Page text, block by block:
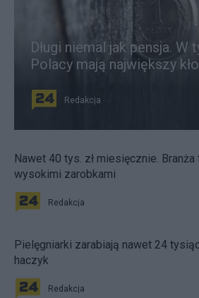
Długi niemal jak pensja. W
Polacy mają największy
Redakcja
Nawet 40 tys. zł miesięcznie.
wysokimi zarobkami
Redakcja
Pielęgniarki zarabiają nawet 24
haczyk
Redakcja